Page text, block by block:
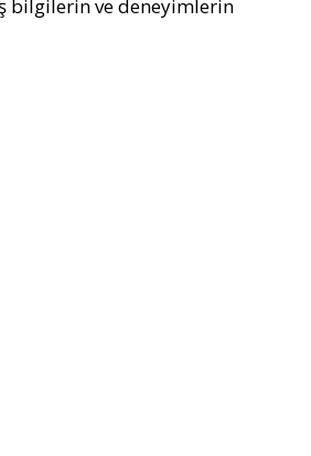
bilgilerin ve deneyimlerin